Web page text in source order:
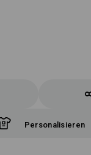
Personalisieren